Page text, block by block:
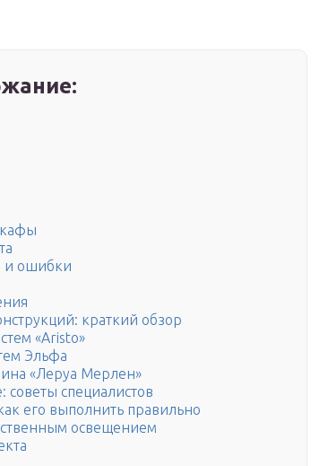
и ошибки
краткий обзор
«Aristo»
Эльфа
«Леруа Мерлен»
специалистов
его выполнить правильно
освещением